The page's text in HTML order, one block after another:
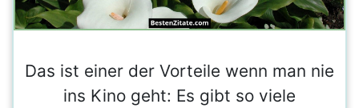
Das ist einer der Vorteile wenn man nie
ins Kino geht: Es gibt so viele